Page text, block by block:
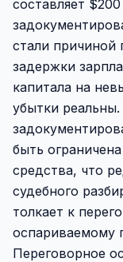
составляет
стали причиной
задержки
капитала на
убытки
быть
средства, что
судебного
толкает к
оспариваемому
Переговорное